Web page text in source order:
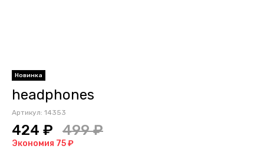
Новинка
headphones
Артикул: 14353
424 ₽ 499 ₽
Экономия 75 ₽